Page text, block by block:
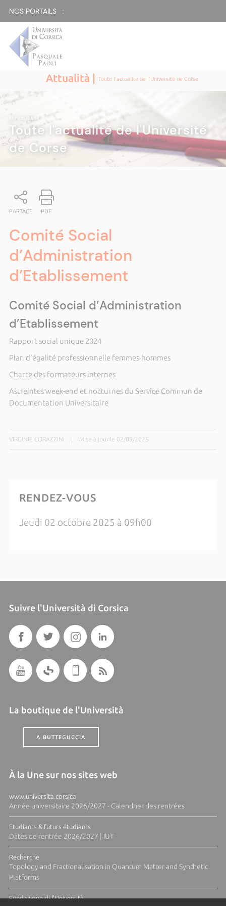
NOS PORTAILS :
Attualità |Toute l'actualité de l'Université de Corse
ATTUALITÀ|
Toute l'actualité de l'Université
de Corse
PARTAGE PDF
Comité Social
d’Administration
d’Etablissement
Comité Social d’Administration
d’Etablissement
Rapport social unique 2024
Plan d'égalité professionnelle femmes-hommes
Charte des formateurs internes
Astreintes week-end et nocturnes du Service Commun de
Documentation Universitaire
VIRGINIE CORAZZINI Mise à jour le 02/09/2025
RENDEZ-VOUS
Jeudi 02 octobre 2025 à 09h00
Suivre l'Università di Corsica
La boutique de l'Università
A BUTTEGUCCIA
À la Une sur nos sites web
www.universita.corsica
Année universitaire 2026/2027 - Calendrier des rentrées
Etudiants & futurs étudiants
Dates de rentrée 2026/2027 | IUT
Recherche
Topology and Fractionalisation in Quantum Matter and Synthetic
Platforms
Fundazione di l'Università